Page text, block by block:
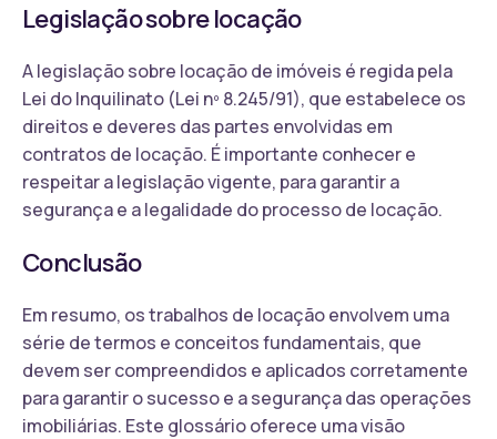
Legislação sobre locação
A legislação sobre locação de imóveis é regida pela
Lei do Inquilinato (Lei nº 8.245/91), que estabelece os
direitos e deveres das partes envolvidas em
contratos de locação. É importante conhecer e
respeitar a legislação vigente, para garantir a
segurança e a legalidade do processo de locação.
Conclusão
Em resumo, os trabalhos de locação envolvem uma
série de termos e conceitos fundamentais, que
devem ser compreendidos e aplicados corretamente
para garantir o sucesso e a segurança das operações
imobiliárias. Este glossário oferece uma visão